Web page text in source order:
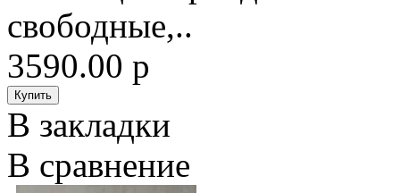
свободные,..
3590.00 р
В закладки
В сравнение